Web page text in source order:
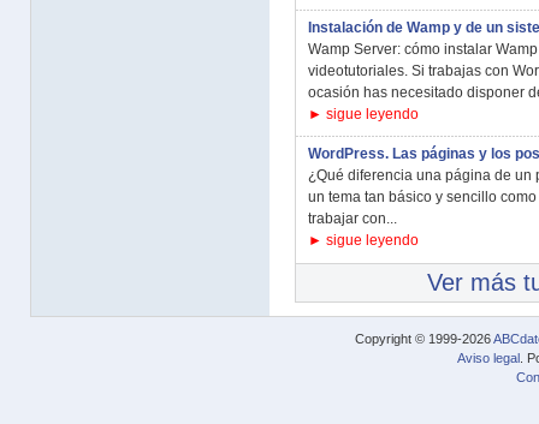
Instalación de Wamp y de un
Wamp Server: cómo instalar
videotutoriales. Si trabajas con
ocasión has necesitado disponer
► sigue leyendo
WordPress. Las páginas y los
¿Qué diferencia una página de un
un tema tan básico y sencillo
trabajar con...
► sigue leyendo
Ver más
Copyright © 1999-2026
Aviso legal .